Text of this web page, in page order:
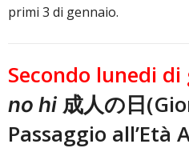
primi 3 di gennaio.
Secondo lunedi di
no hi 成人の日
Passaggio all’Età